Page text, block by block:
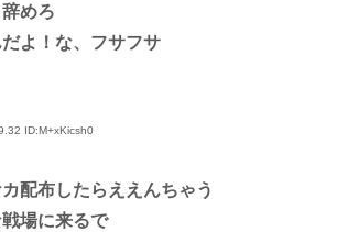
めろ
よ！な、フサフサ
ID:M+xKicsh0
配布したらええんちゃう
場に来るで